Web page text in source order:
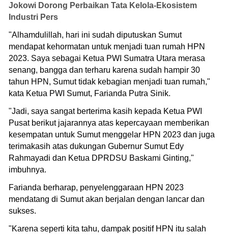
Jokowi Dorong Perbaikan Tata Kelola-Ekosistem
Industri Pers
"Alhamdulillah, hari ini sudah diputuskan Sumut
mendapat kehormatan untuk menjadi tuan rumah HPN
2023. Saya sebagai Ketua PWI Sumatra Utara merasa
senang, bangga dan terharu karena sudah hampir 30
tahun HPN, Sumut tidak kebagian menjadi tuan rumah,"
kata Ketua PWI Sumut, Farianda Putra Sinik.
"Jadi, saya sangat berterima kasih kepada Ketua PWI
Pusat berikut jajarannya atas kepercayaan memberikan
kesempatan untuk Sumut menggelar HPN 2023 dan juga
terimakasih atas dukungan Gubernur Sumut Edy
Rahmayadi dan Ketua DPRDSU Baskami Ginting,"
imbuhnya.
Farianda berharap, penyelenggaraan HPN 2023
mendatang di Sumut akan berjalan dengan lancar dan
sukses.
"Karena seperti kita tahu, dampak positif HPN itu salah